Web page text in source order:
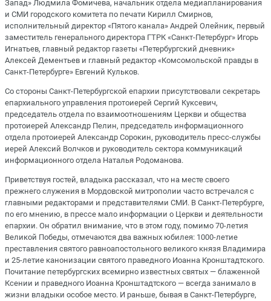
Запад» Людмила Фомичева, начальник отдела медиапланирования
и СМИ городского комитета по печати Кирилл Смирнов,
исполнительный директор «Пятого канала» Андрей Олейник, первый
заместитель генерального директора ГТРК «Санкт-Петербург» Игорь
Игнатьев, главный редактор газеты «Петербургский дневник»
Алексей Дементьев и главный редактор «Комсомольской правды в
Санкт-Петербурге» Евгений Кульков.
Со стороны Санкт-Петербургской епархии присутствовали секретарь
епархиального управления протоиерей Сергий Куксевич,
председатель отдела по взаимоотношениям Церкви и общества
протоиерей Александр Пелин, председатель информационного
отдела протоиерей Александр Сорокин, руководитель пресс-службы
иерей Алексий Волчков и руководитель сектора коммуникаций
информационного отдела Наталья Родоманова.
Приветствуя гостей, владыка рассказал, что на месте своего
прежнего служения в Мордовской митрополии часто встречался с
главными редакторами и представителями СМИ. В Санкт-Петербурге,
по его мнению, в прессе мало информации о Церкви и деятельности
епархии. Он обратил внимание, что в этом году, помимо 70-летия
Великой Победы, отмечаются два важных юбилея: 1000-летие
преставления святого равноапостольного великого князя Владимира
и 25-летие канонизации святого праведного Иоанна Кронштадтского.
Почитание петербургских всемирно известных святых — блаженной
Ксении и праведного Иоанна Кронштадтского — всегда занимало в
жизни владыки особое место. И раньше, бывая в Санкт-Петербурге,